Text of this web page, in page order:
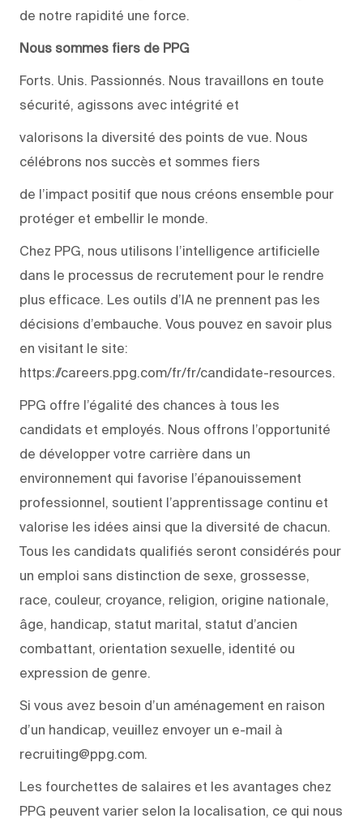
de notre rapidité une force.
Nous sommes fiers de PPG
Forts. Unis. Passionnés. Nous travaillons en toute
sécurité, agissons avec intégrité et
valorisons la diversité des points de vue. Nous
célébrons nos succès et sommes fiers
de l’impact positif que nous créons ensemble pour
protéger et embellir le monde.
Chez PPG, nous utilisons l’intelligence artificielle
dans le processus de recrutement pour le rendre
plus efficace. Les outils d’IA ne prennent pas les
décisions d’embauche. Vous pouvez en savoir plus
en visitant le site:
https://careers.ppg.com/fr/fr/candidate-resources.
PPG offre l’égalité des chances à tous les
candidats et employés. Nous offrons l’opportunité
de développer votre carrière dans un
environnement qui favorise l’épanouissement
professionnel, soutient l’apprentissage continu et
valorise les idées ainsi que la diversité de chacun.
Tous les candidats qualifiés seront considérés pour
un emploi sans distinction de sexe, grossesse,
race, couleur, croyance, religion, origine nationale,
âge, handicap, statut marital, statut d’ancien
combattant, orientation sexuelle, identité ou
expression de genre.
Si vous avez besoin d’un aménagement en raison
d’un handicap, veuillez envoyer un e-mail à
recruiting@ppg.com.
Les fourchettes de salaires et les avantages chez
PPG peuvent varier selon la localisation, ce qui nous